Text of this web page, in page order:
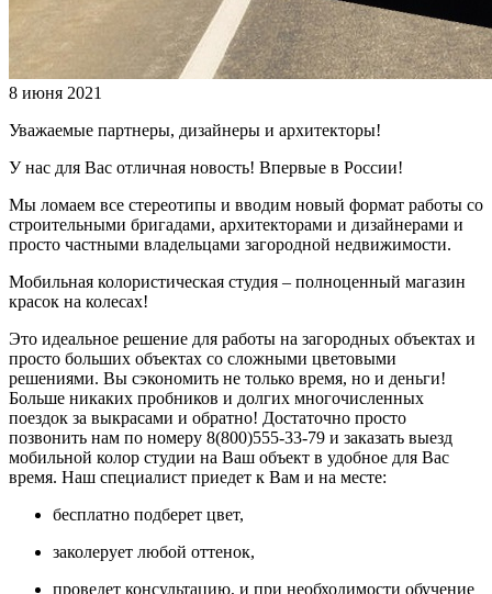
8 июня 2021
Уважаемые партнеры, дизайнеры и архитекторы!
У нас для Вас отличная новость! Впервые в России!
Мы ломаем все стереотипы и вводим новый формат работы со
строительными бригадами, архитекторами и дизайнерами и
просто частными владельцами загородной недвижимости.
Мобильная колористическая студия – полноценный магазин
красок на колесах!
Это идеальное решение для работы на загородных объектах и
просто больших объектах со сложными цветовыми
решениями. Вы сэкономить не только время, но и деньги!
Больше никаких пробников и долгих многочисленных
поездок за выкрасами и обратно! Достаточно просто
позвонить нам по номеру 8(800)555-33-79 и заказать выезд
мобильной колор студии на Ваш объект в удобное для Вас
время. Наш специалист приедет к Вам и на месте:
бесплатно подберет цвет,
заколерует любой оттенок,
проведет консультацию, и при необходимости обучение